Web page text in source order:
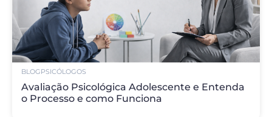
BLOGPSICÓLOGOS
Avaliação Psicológica Adolescente e Entenda
o Processo e como Funciona